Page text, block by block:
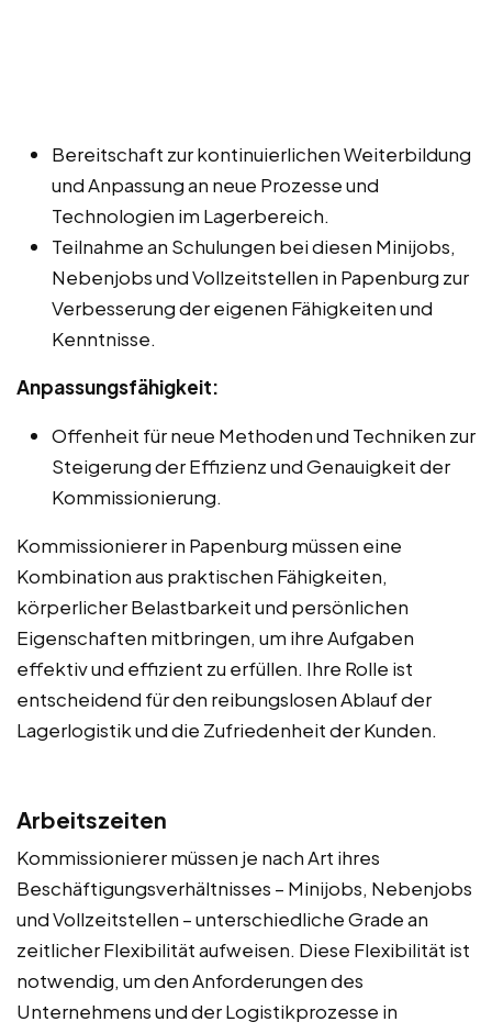
Bereitschaft zur kontinuierlichen Weiterbildung
und Anpassung an neue Prozesse und
Technologien im Lagerbereich.
Teilnahme an Schulungen bei diesen Minijobs,
Nebenjobs und Vollzeitstellen in Papenburg zur
Verbesserung der eigenen Fähigkeiten und
Kenntnisse.
Anpassungsfähigkeit:
Offenheit für neue Methoden und Techniken zur
Steigerung der Effizienz und Genauigkeit der
Kommissionierung.
Kommissionierer in Papenburg müssen eine
Kombination aus praktischen Fähigkeiten,
körperlicher Belastbarkeit und persönlichen
Eigenschaften mitbringen, um ihre Aufgaben
effektiv und effizient zu erfüllen. Ihre Rolle ist
entscheidend für den reibungslosen Ablauf der
Lagerlogistik und die Zufriedenheit der Kunden.
Arbeitszeiten
Kommissionierer müssen je nach Art ihres
Beschäftigungsverhältnisses – Minijobs, Nebenjobs
und Vollzeitstellen – unterschiedliche Grade an
zeitlicher Flexibilität aufweisen. Diese Flexibilität ist
notwendig, um den Anforderungen des
Unternehmens und der Logistikprozesse in